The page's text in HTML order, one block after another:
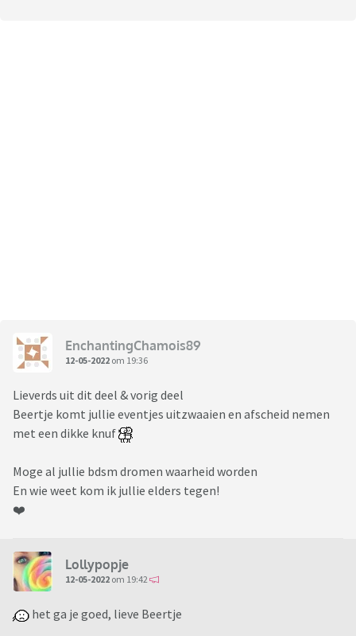
EnchantingChamois89
12-05-2022 om 19:36
Lieverds uit dit deel & vorig deel
Beertje komt jullie eventjes uitzwaaien en afscheid nemen
met een dikke knuf
Moge al jullie bdsm dromen waarheid worden
En wie weet kom ik jullie elders tegen!
❤️
Lollypopje
12-05-2022 om 19:42
het ga je goed, lieve Beertje